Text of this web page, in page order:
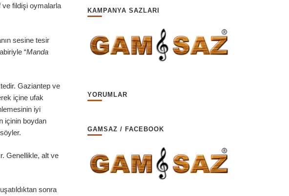
ve fildişi oymalarla
sesine tesir
“Manda
Gaziantep ve
içine ufak
iyi
içinin boydan
Genellikle, alt ve
sonra
KAMPANYA SAZLARI
YORUMLAR
GAMSAZ / FACEBOOK